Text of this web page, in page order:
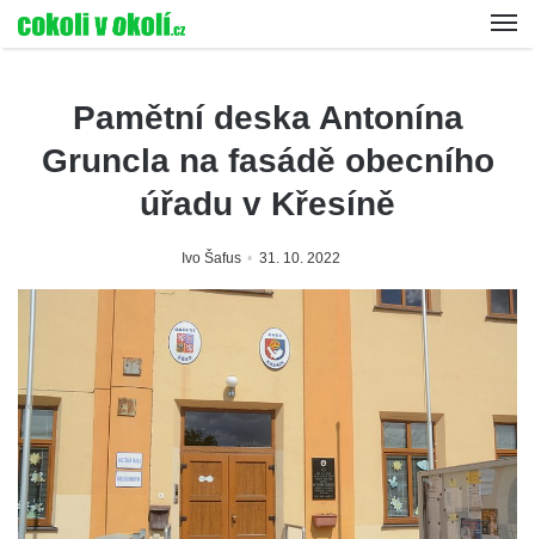
Pamětní deska Antonína
Gruncla na fasádě obecního
úřadu v Křesíně
Ivo Šafus 31. 10. 2022